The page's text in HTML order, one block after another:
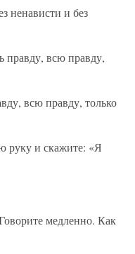
ненависти и без
правду, всю правду,
всю правду, только
руку и скажите: «Я
медленно. Как